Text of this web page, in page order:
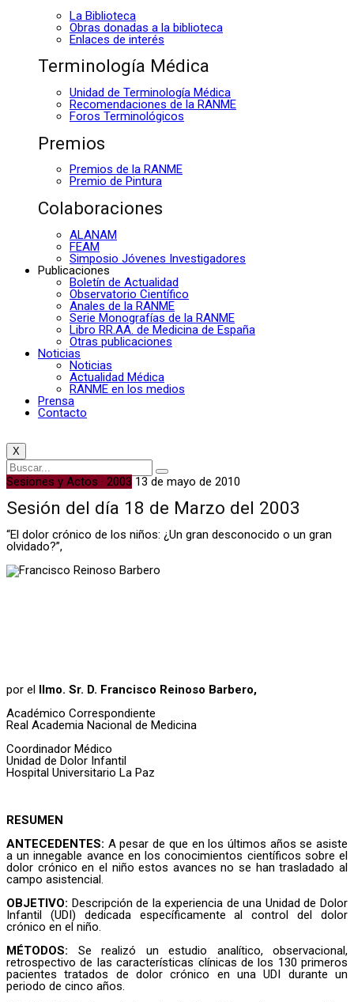
La Biblioteca
Obras donadas a la biblioteca
Enlaces de interés
Terminología Médica
Unidad de Terminología Médica
Recomendaciones de la RANME
Foros Terminológicos
Premios
Premios de la RANME
Premio de Pintura
Colaboraciones
ALANAM
FEAM
Simposio Jóvenes Investigadores
Publicaciones
Boletín de Actualidad
Observatorio Científico
Anales de la RANME
Serie Monografías de la RANME
Libro RR.AA. de Medicina de España
Otras publicaciones
Noticias
Noticias
Actualidad Médica
RANME en los medios
Prensa
Contacto
X
Sesiones y Actos · 2003 13 de mayo de 2010
Sesión del día 18 de Marzo del 2003
“El dolor crónico de los niños: ¿Un gran desconocido o un gran
olvidado?”,
por el Ilmo. Sr. D. Francisco Reinoso Barbero,
Académico Correspondiente
Real Academia Nacional de Medicina
Coordinador Médico
Unidad de Dolor Infantil
Hospital Universitario La Paz
RESUMEN
ANTECEDENTES: A pesar de que en los últimos años se asiste
a un innegable avance en los conocimientos científicos sobre el
dolor crónico en el niño estos avances no se han trasladado al
campo asistencial.
OBJETIVO: Descripción de la experiencia de una Unidad de Dolor
Infantil (UDI) dedicada específicamente al control del dolor
crónico en el niño.
MÉTODOS: Se realizó un estudio analítico, observacional,
retrospectivo de las características clínicas de los 130 primeros
pacientes tratados de dolor crónico en una UDI durante un
periodo de cinco años.